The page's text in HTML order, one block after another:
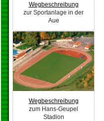
Wegbeschreibung
zur Sportanlage in der
Aue
Wegbeschreibung
zum Hans-Geupel
Stadion